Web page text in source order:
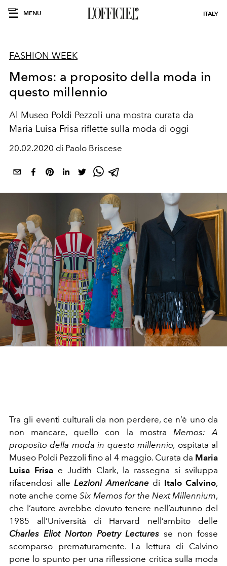
MENU ITALY
FASHION WEEK
Memos: a proposito della moda in
questo millennio
Al Museo Poldi Pezzoli una mostra curata da
Maria Luisa Frisa riflette sulla moda di oggi
20.02.2020 di Paolo Briscese
Tra gli eventi culturali da non perdere, ce n’è uno da
non mancare, quello con la mostra Memos: A
proposito della moda in questo millennio, ospitata al
Museo Poldi Pezzoli fino al 4 maggio. Curata da Maria
Luisa Frisa e Judith Clark, la rassegna si sviluppa
rifacendosi alle Lezioni Americane di Italo Calvino,
note anche comeSix Memos for the Next Millennium,
che l’autore avrebbe dovuto tenere nell’autunno del
1985 all’Università di Harvard nell’ambito delle
Charles Eliot Norton Poetry Lectures se non fosse
scomparso prematuramente. La lettura di Calvino
pone lo spunto per una riflessione critica sulla moda